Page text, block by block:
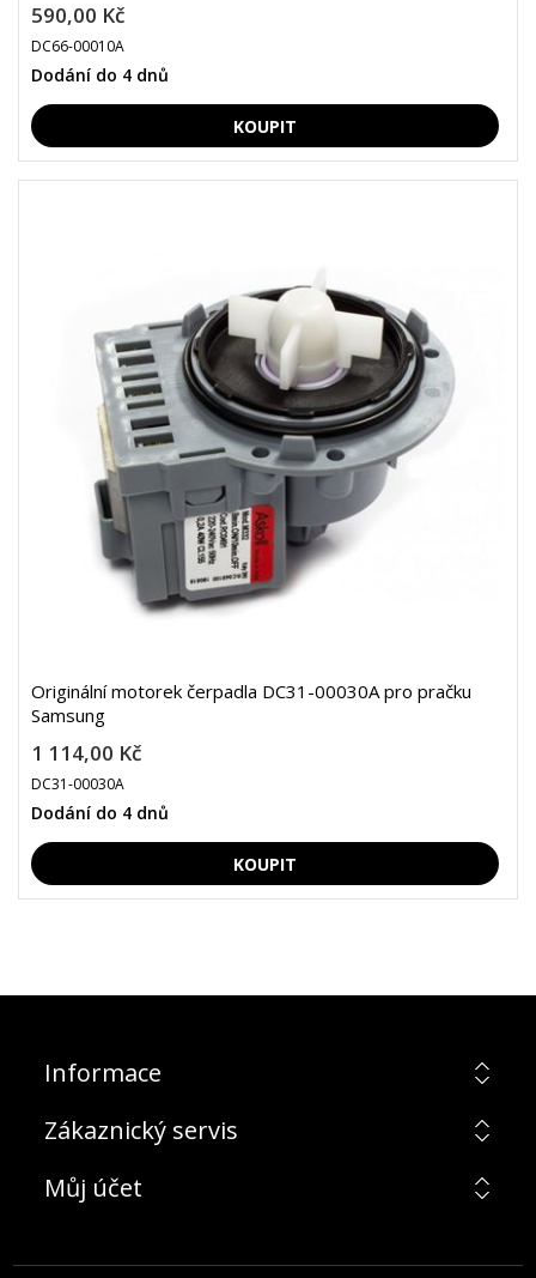
590,00 Kč
DC66-00010A
Dodání do 4 dnů
Originální motorek čerpadla DC31-00030A pro pračku
Samsung
1 114,00 Kč
DC31-00030A
Dodání do 4 dnů
Informace
Zákaznický servis
Můj účet